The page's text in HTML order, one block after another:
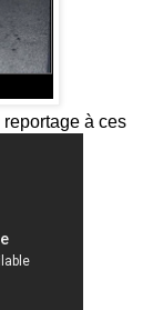
à ces